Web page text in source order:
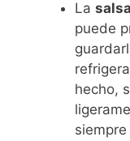
La
puede
hecho,